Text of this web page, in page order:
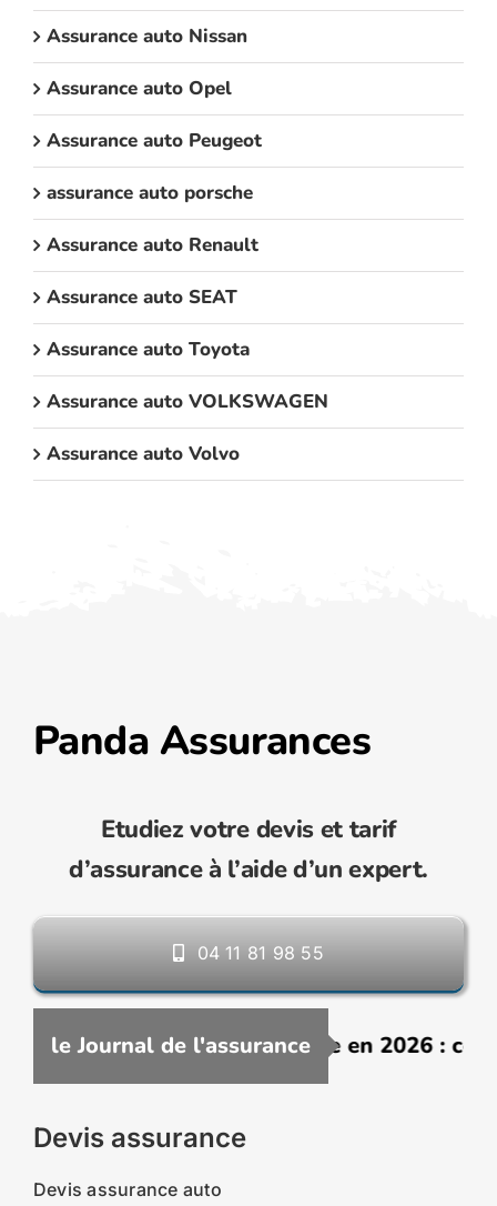
Assurance auto Nissan
Assurance auto Opel
Assurance auto Peugeot
assurance auto porsche
Assurance auto Renault
Assurance auto SEAT
Assurance auto Toyota
Assurance auto VOLKSWAGEN
Assurance auto Volvo
Panda Assurances
Etudiez votre devis et tarif
d’assurance à l’aide d’un expert.
04 11 81 98 55
le Journal de l'assurance
VTC moins chère en 2026 : comment
Devis assurance
Devis assurance auto